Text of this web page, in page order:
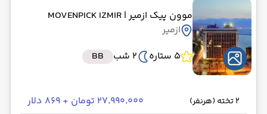
موون پیک ازمیر| MOVENPICK IZMIR
ازمیر
5 ستاره
2 شب BB
2 تخته (هرنفر) ۲۷٬۹۹۰٬۰۰۰ تومان + ۸۶۹ دلار